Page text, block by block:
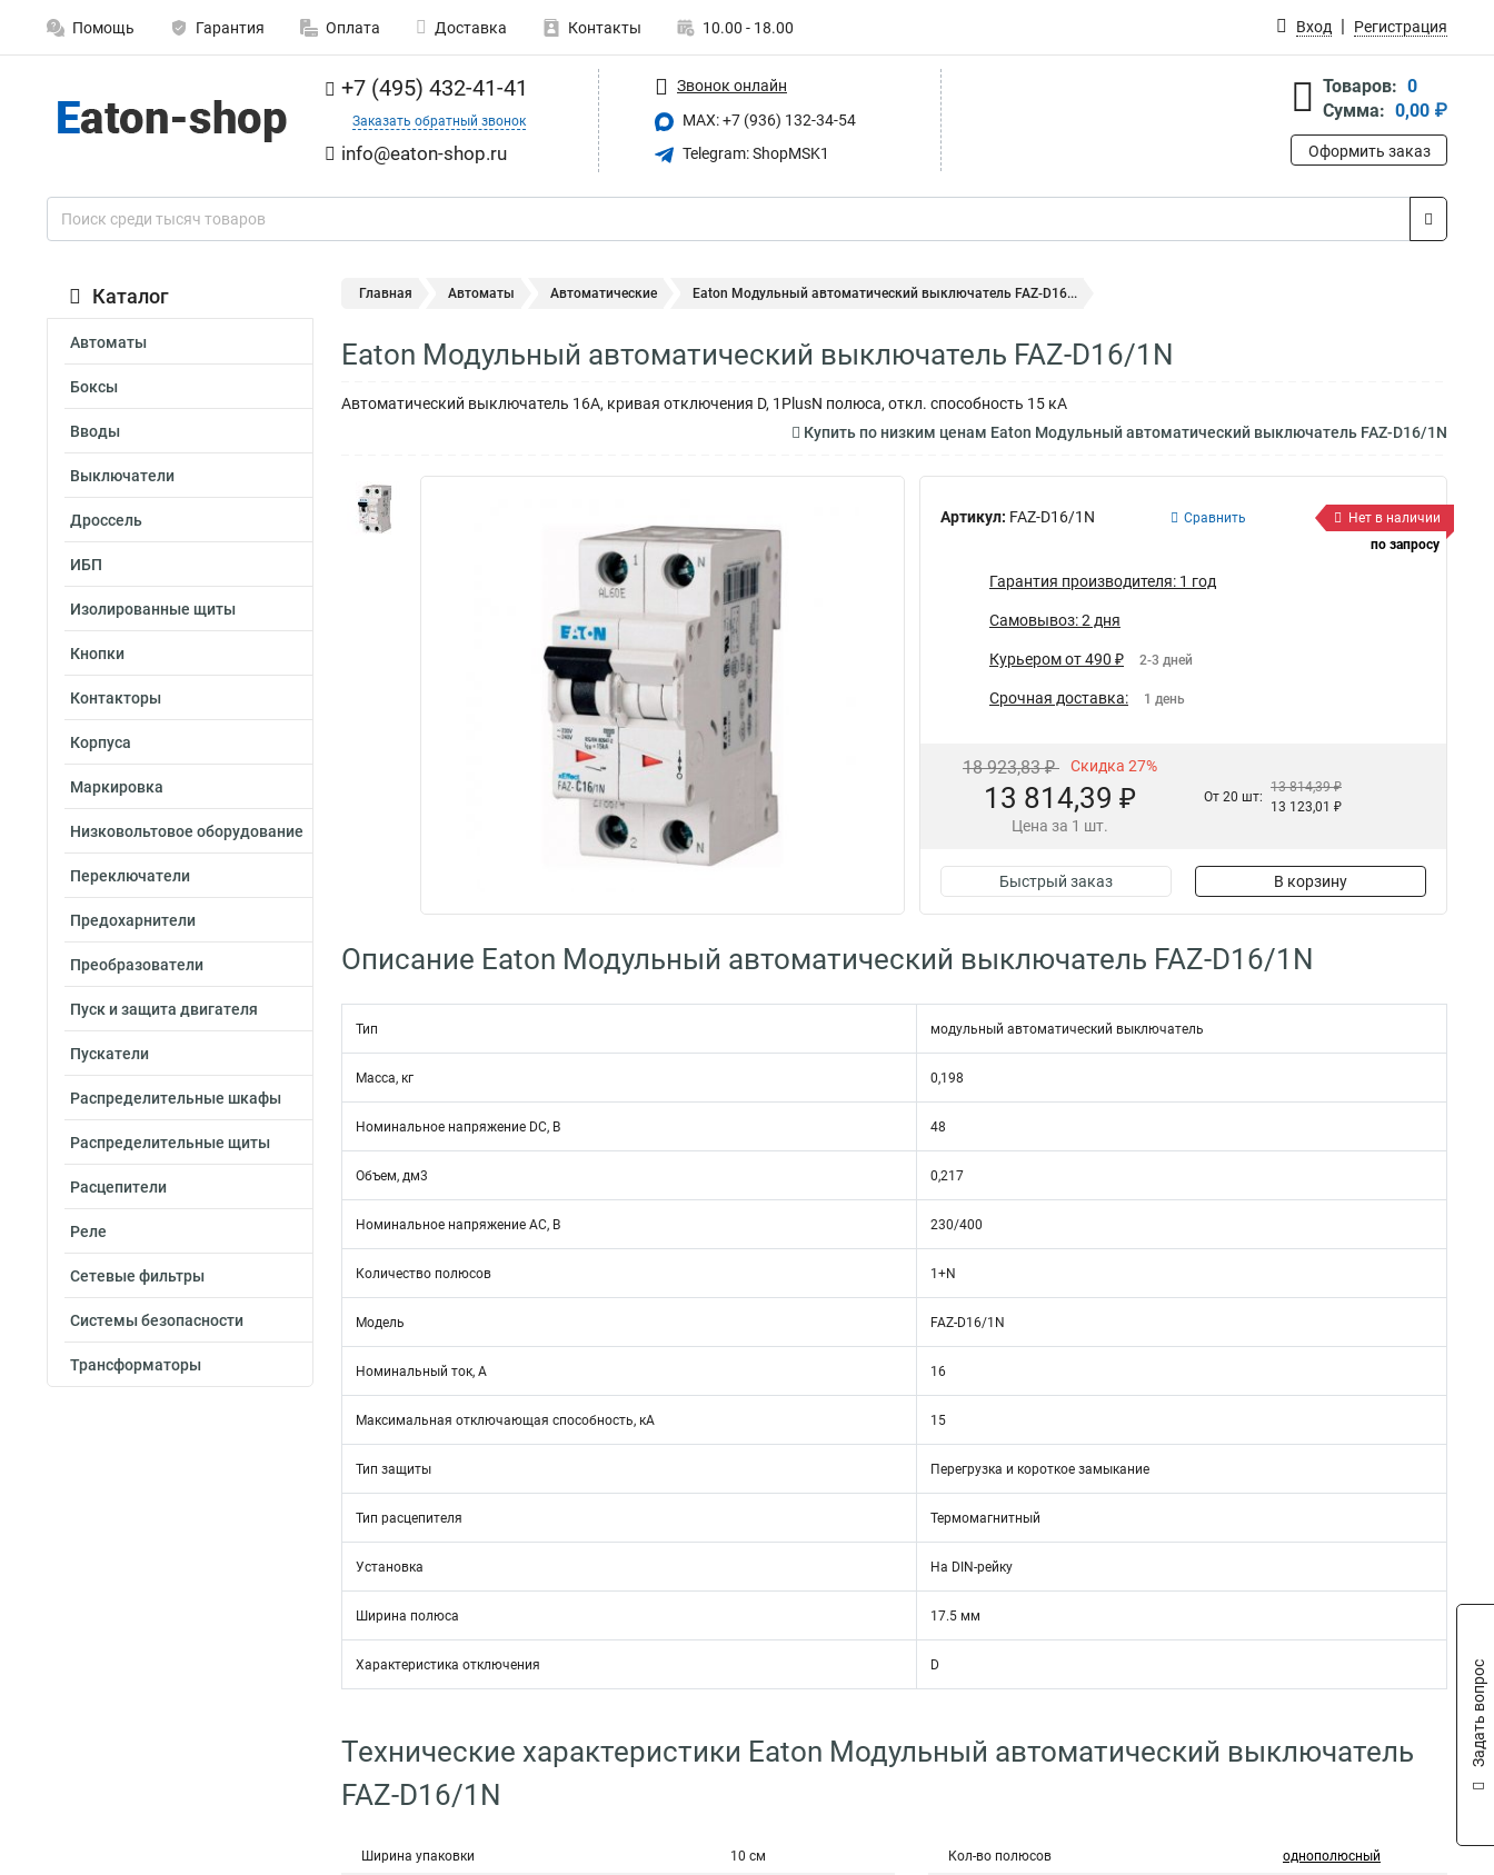
Помощь Гарантия Оплата Доставка Контакты 10.00 - 18.00 Вход Регистрация
+7 (495) 432-41-41
Заказать обратный звонок
info@eaton-shop.ru
Звонок онлайн
MAX: +7 (936) 132-34-54
Telegram: ShopMSK1
Товаров: 0
Сумма: 0,00 ₽
Оформить заказ
Каталог
Автоматы
Боксы
Вводы
Выключатели
Дроссель
ИБП
Изолированные щиты
Кнопки
Контакторы
Корпуса
Маркировка
Низковольтовое оборудование
Переключатели
Предохарнители
Преобразователи
Пуск и защита двигателя
Пускатели
Распределительные шкафы
Распределительные щиты
Расцепители
Реле
Сетевые фильтры
Системы безопасности
Трансформаторы
Главная Автоматы Автоматические Eaton Модульный автоматический выключатель FAZ-D16...
Eaton Модульный автоматический выключатель FAZ-D16/1N
Автоматический выключатель 16А, кривая отключения D, 1PlusN полюса, откл. способность 15 кА
Купить по низким ценам Eaton Модульный автоматический выключатель FAZ-D16/1N
Артикул: FAZ-D16/1N Сравнить
Нет в наличии
по запросу
Гарантия производителя: 1 год
Самовывоз: 2 дня
Курьером от 490 ₽ 2-3 дней
Срочная доставка: 1 день
18 923,83 ₽ Скидка 27%
13 814,39 ₽
Цена за 1 шт.
От 20 шт:
13 814,39 ₽
13 123,01 ₽
Быстрый заказ В корзину
Описание Eaton Модульный автоматический выключатель FAZ-D16/1N
Тип модульный автоматический выключатель
Масса, кг 0,198
Номинальное напряжение DC, В 48
Объем, дм3 0,217
Номинальное напряжение АС, В 230/400
Количество полюсов 1+N
Модель FAZ-D16/1N
Номинальный ток, А 16
Максимальная отключающая способность, кА 15
Тип защиты Перегрузка и короткое замыкание
Тип расцепителя Термомагнитный
Установка На DIN-рейку
Ширина полюса 17.5 мм
Характеристика отключения D
Технические характеристики Eaton Модульный автоматический выключатель
FAZ-D16/1N
Ширина упаковки 10 см Кол-во полюсов однополюсный
Задать вопрос